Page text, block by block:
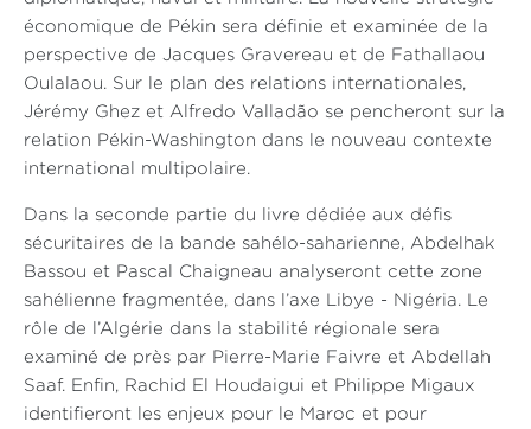
économique de Pékin sera définie et examinée de la
perspective de Jacques Gravereau et de Fathallaou
Oulalaou. Sur le plan des relations internationales,
Jérémy Ghez et Alfredo Valladão se pencheront sur la
relation Pékin-Washington dans le nouveau contexte
international multipolaire.
Dans la seconde partie du livre dédiée aux défis
sécuritaires de la bande sahélo-saharienne, Abdelhak
Bassou et Pascal Chaigneau analyseront cette zone
sahélienne fragmentée, dans l’axe Libye - Nigéria. Le
rôle de l’Algérie dans la stabilité régionale sera
examiné de près par Pierre-Marie Faivre et Abdellah
Saaf. Enfin, Rachid El Houdaigui et Philippe Migaux
identifieront les enjeux pour le Maroc et pour